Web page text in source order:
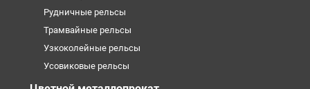
Рудничные рельсы
Трамвайные рельсы
Узкоколейные рельсы
Усовиковые рельсы